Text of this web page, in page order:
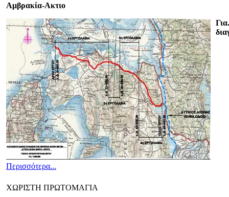
Aμβρακία-Ακτιο
Περισσότερα...
ΧΩΡΙΣΤΗ ΠΡΩΤΟΜΑΓΙΑ